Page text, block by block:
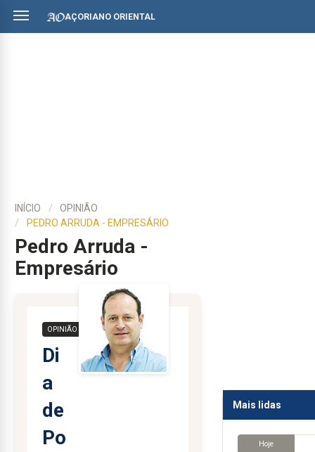
AÇORIANO ORIENTAL
INÍCIO
OPINIÃO
PEDRO ARRUDA - EMPRESÁRIO
Pedro Arruda -
Empresário
OPINIÃO
Di
a
de
Po
Mais lidas
Hoje